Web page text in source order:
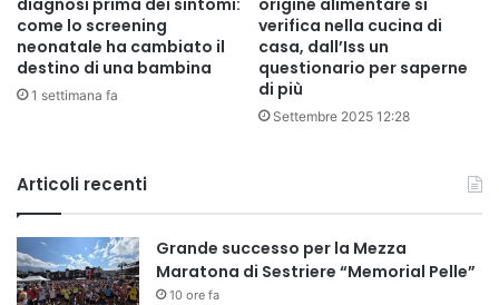
diagnosi prima dei sintomi:
come lo screening
neonatale ha cambiato il
destino di una bambina
1 settimana fa
origine alimentare si
verifica nella cucina di
casa, dall’Iss un
questionario per saperne
di più
Settembre 2025 12:28
Articoli recenti
Grande successo per la Mezza
Maratona di Sestriere “Memorial Pelle”
10 ore fa